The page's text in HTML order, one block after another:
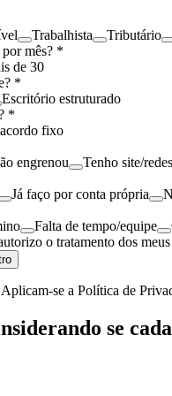
Trabalhista Tributário
mês? *
de 30
*
Escritório estruturado
*
fixo
engrenou Tenho site/
Já faço por conta própria
Falta de tempo/equipe
o tratamento dos
se a Política de
se